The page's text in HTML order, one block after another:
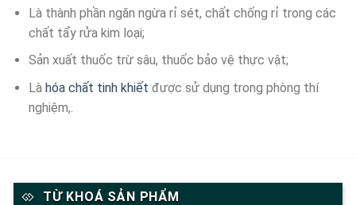
Là thành phần ngăn ngừa rỉ sét, chất chống rỉ trong các
chất tẩy rửa kim loại;
Sản xuất thuốc trừ sâu, thuốc bảo vệ thực vật;
Là hóa chất tinh khiết được sử dụng trong phòng thí
nghiệm,.
TỪ KHOÁ SẢN PHẨM